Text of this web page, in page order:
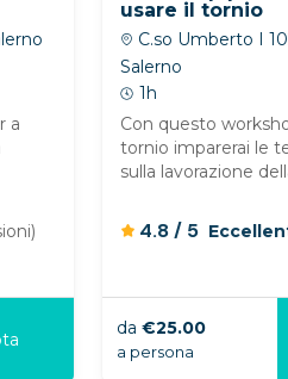
a
usare il tornio
C.so Umberto I
Salerno
1h
Con questo
tornio imparerai le
sulla lavorazione
4.8 /5
da €25.00
a persona